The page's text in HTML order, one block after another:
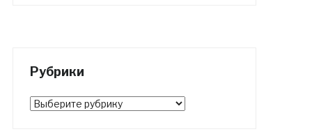
Рубрики
Рубрики